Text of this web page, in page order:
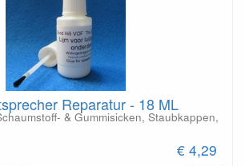
Reparatur - 18 ML
& Gummisicken, Staubkappen,
€ 4,29